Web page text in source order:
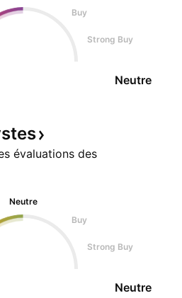
Buy
Strong Buy
Neutre
évaluations des
Neutre
Buy
Strong Buy
Neutre